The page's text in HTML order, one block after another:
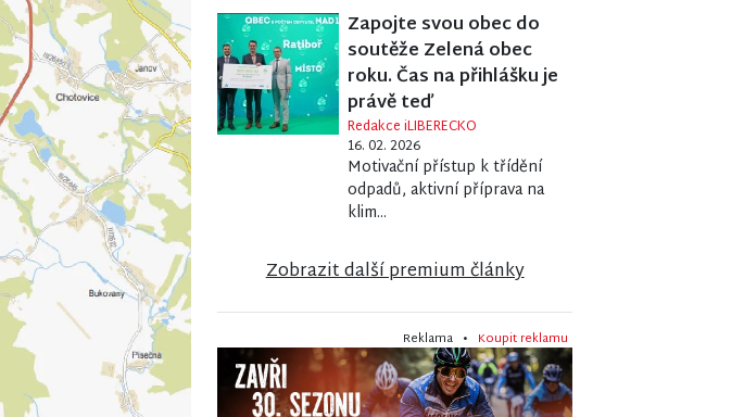
Zapojte svou obec do
soutěže Zelená obec
roku. Čas na přihlášku je
právě teď
Redakce iLIBERECKO
16. 02. 2026
Motivační přístup k třídění
odpadů, aktivní příprava na
klim...
Zobrazit další premium články
Reklama • Koupit reklamu